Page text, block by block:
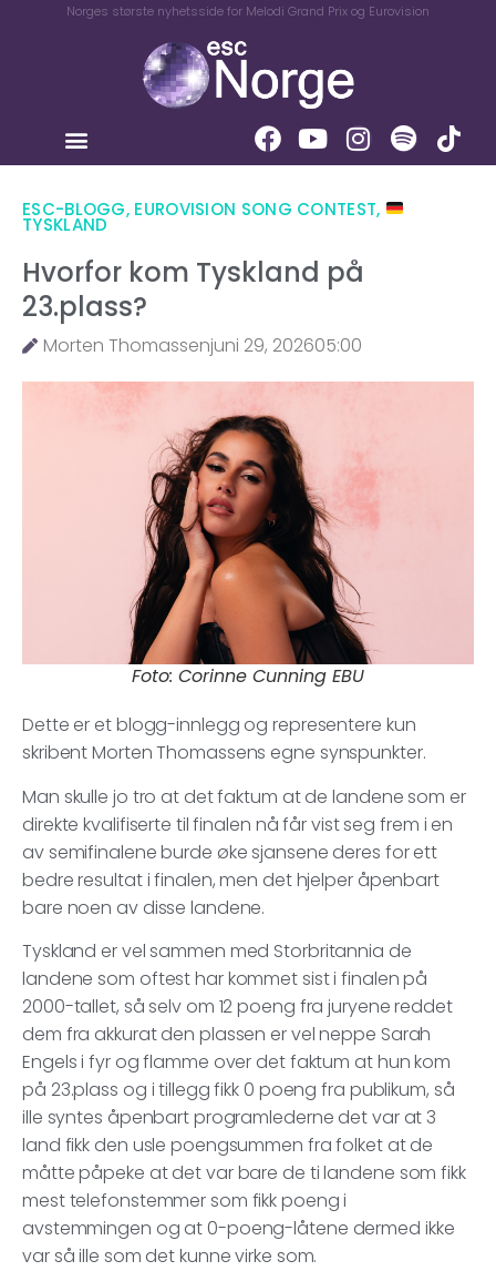
Norges største nyhetsside for Melodi Grand Prix og Eurovision
ESC-BLOGG, EUROVISION SONG CONTEST,
TYSKLAND
Hvorfor kom Tyskland på
23.plass?
Morten Thomassenjuni 29, 202605:00
Foto: Corinne Cunning EBU
Dette er et blogg-innlegg og representere kun
skribent Morten Thomassens egne synspunkter.
Man skulle jo tro at det faktum at de landene som er
direkte kvalifiserte til finalen nå får vist seg frem i en
av semifinalene burde øke sjansene deres for ett
bedre resultat i finalen, men det hjelper åpenbart
bare noen av disse landene.
Tyskland er vel sammen med Storbritannia de
landene som oftest har kommet sist i finalen på
2000-tallet, så selv om 12 poeng fra juryene reddet
dem fra akkurat den plassen er vel neppe Sarah
Engels i fyr og flamme over det faktum at hun kom
på 23.plass og i tillegg fikk 0 poeng fra publikum, så
ille syntes åpenbart programlederne det var at 3
land fikk den usle poengsummen fra folket at de
måtte påpeke at det var bare de ti landene som fikk
mest telefonstemmer som fikk poeng i
avstemmingen og at 0-poeng-låtene dermed ikke
var så ille som det kunne virke som.